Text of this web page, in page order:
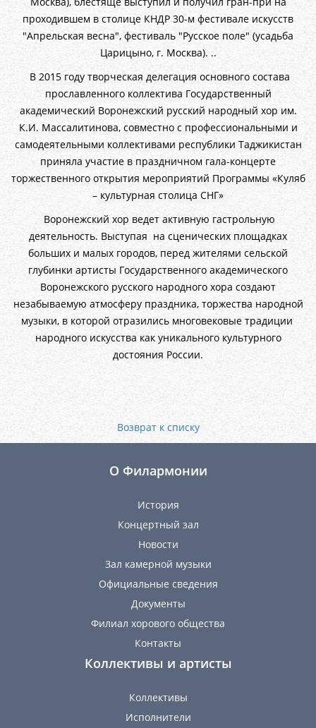
проходившем в столице КНДР 30-м фестивале искусств
"Апрельская весна", фестиваль "Русское поле" (усадьба
Царицыно, г. Москва). ..
В 2015 году творческая делегация основного состава
прославленного коллектива Государственный
академический Воронежский русский народный хор им.
К.И. Массалитинова, совместно с профессиональными и
самодеятельными коллективами республики Таджикистан
приняла участие в праздничном гала-концерте
торжественного открытия мероприятий Программы «Куляб
– культурная столица СНГ»
Воронежский хор ведет активную гастрольную
деятельность. Выступая на сценических площадках
больших и малых городов, перед жителями сельской
глубинки артисты Государственного академического
Воронежского русского народного хора создают
незабываемую атмосферу праздника, торжества народной
музыки, в которой отразились многовековые традиции
народного искусства как уникального культурного
достояния России.
Возврат к списку
О Филармонии
История
Концертный зал
Новости
Зал камерной музыки
Официальные сведения
Документы
Филиал хорового общества
Контакты
Коллективы и артисты
Коллективы
Исполнители